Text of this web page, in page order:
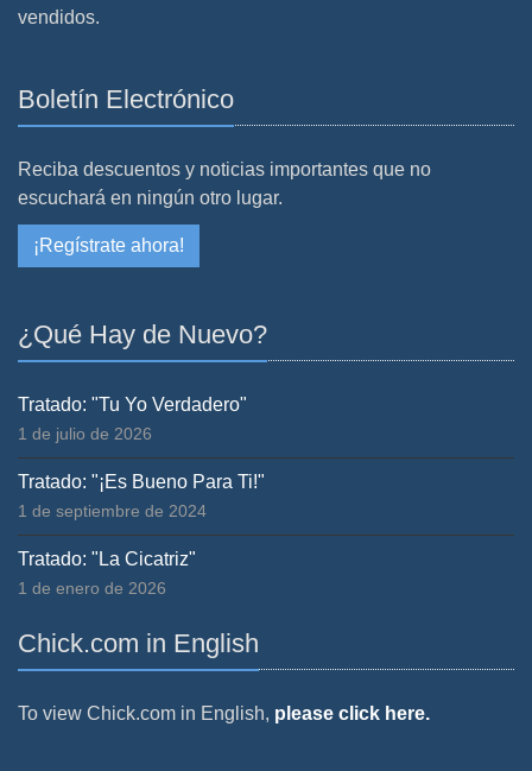
vendidos.
Boletín Electrónico
Reciba descuentos y noticias importantes que no
escuchará en ningún otro lugar.
¡Regístrate ahora!
¿Qué Hay de Nuevo?
Tratado: "Tu Yo Verdadero"
1 de julio de 2026
Tratado: "¡Es Bueno Para Ti!"
1 de septiembre de 2024
Tratado: "La Cicatriz"
1 de enero de 2026
Chick.com in English
To view Chick.com in English, please click here.